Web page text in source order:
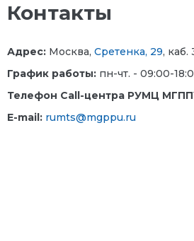
Контакты
Адрес: Москва, Сретенка, 29, каб.
График работы: пн-чт. - 09:00-
Телефон Call-центра РУМЦ
E-mail: rumts@mgppu.ru